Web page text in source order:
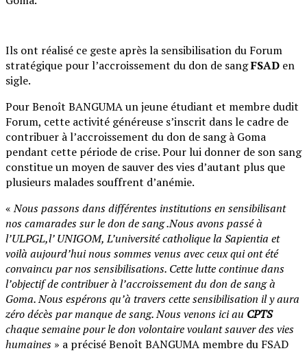
Ils ont réalisé ce geste après la sensibilisation du Forum
stratégique pour l’accroissement du don de sangFSAD en
sigle.
Pour Benoît BANGUMA un jeune étudiant et membre dudit
Forum, cette activité généreuse s’inscrit dans le cadre de
contribuer à l’accroissement du don de sang à Goma
pendant cette période de crise. Pour lui donner de son sang
constitue un moyen de sauver des vies d’autant plus que
plusieurs malades souffrent d’anémie.
«Nous passons dans différentes institutions en sensibilisant
nos camarades sur le don de sang .Nous avons passé à
l’ULPGL,l’ UNIGOM, L’université catholique la Sapientia et
voilà aujourd’hui nous sommes venus avec ceux qui ont été
convaincu par nos sensibilisations. Cette lutte continue dans
l’objectif de contribuer à l’accroissement du don de sang à
Goma. Nous espérons qu’à travers cette sensibilisation il y aura
zéro décès par manque de sang. Nous venons ici au CPTS
chaque semaine pour le don volontaire voulant sauver des vies
humaines » a précisé Benoît BANGUMA membre du FSAD